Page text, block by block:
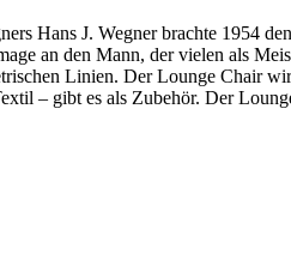
Hans J. Wegner brachte 1954
an den Mann, der vielen als
Linien. Der Lounge Chair
– gibt es als Zubehör. Der